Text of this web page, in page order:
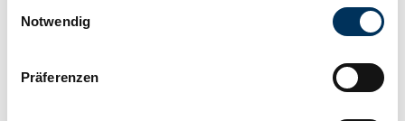
Trigger Symbol ändern oder widerrufen
Informationen über Ihre geografische Lage
Notwendig
Präferenzen
Body style